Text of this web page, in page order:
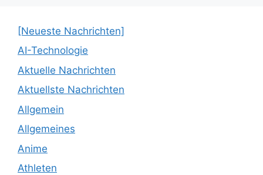
[Neueste Nachrichten]
AI-Technologie
Aktuelle Nachrichten
Aktuellste Nachrichten
Allgemein
Allgemeines
Anime
Athleten